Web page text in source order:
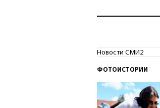
Новости СМИ2
ФОТОИСТОРИИ